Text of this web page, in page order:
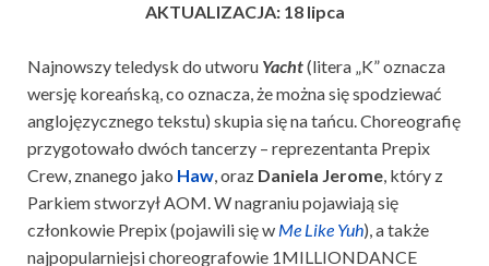
AKTUALIZACJA: 18 lipca
Najnowszy teledysk do utworu Yacht(litera „K” oznacza
wersję koreańską, co oznacza, że można się spodziewać
anglojęzycznego tekstu) skupia się na tańcu. Choreografię
przygotowało dwóch tancerzy – reprezentanta Prepix
Crew, znanego jako Haw, oraz Daniela Jerome, który z
Parkiem stworzył AOM. W nagraniu pojawiają się
członkowie Prepix (pojawili się w Me Like Yuh), a także
najpopularniejsi choreografowie 1MILLIONDANCE